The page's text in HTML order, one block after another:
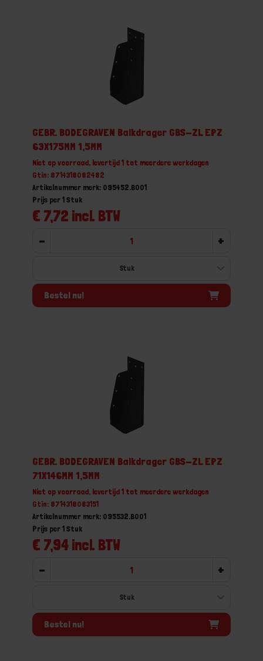
GEBR. BODEGRAVEN Balkdrager GBS-ZL EPZ
63X175MM 1,5MM
Niet op voorraad, levertijd 1 tot meerdere werkdagen
Gtin: 8714318082482
Artikelnummer merk: 095452.B001
€ 7,72 incl. BTW
Prijs per 1 Stuk
- +
Bestel nu!
GEBR. BODEGRAVEN Balkdrager GBS-ZL EPZ
71X146MM 1,5MM
Niet op voorraad, levertijd 1 tot meerdere werkdagen
Gtin: 8714318083151
Artikelnummer merk: 095532.B001
€ 7,94 incl. BTW
Prijs per 1 Stuk
- +
Bestel nu!